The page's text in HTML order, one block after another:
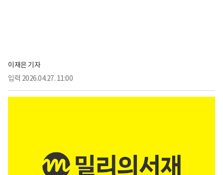
이재은 기자
입력 2026.04.27. 11:00